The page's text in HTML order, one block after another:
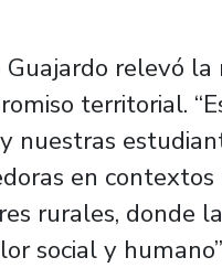
relevó la
territorial.
nuestras
en
rurales, donde
social y